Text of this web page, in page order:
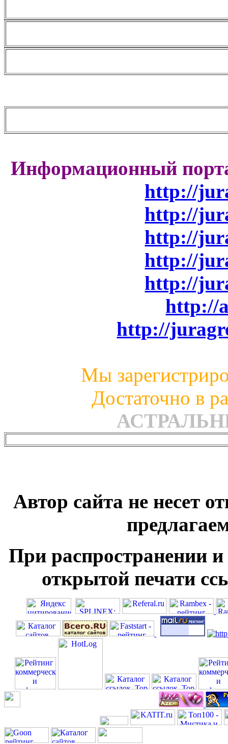
Информационный
http://
http://
http://
http://
http://
http://
http://
Мы
Достаточно в
Автор сайта не несет
При распространении
открытой печати